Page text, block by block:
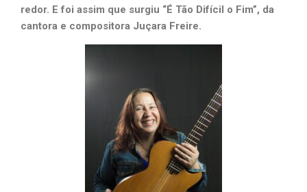
redor. E foi assim que surgiu “É Tão Difícil o Fim”, da
cantora e compositora Juçara Freire.